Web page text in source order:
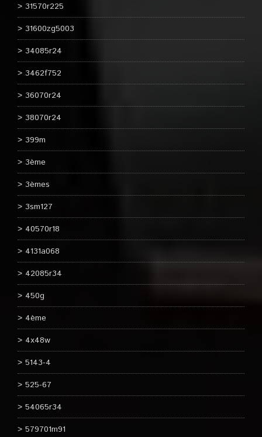
31570r225
31600zg5003
34085r24
3462f752
36070r24
38070r24
399m
3ème
3èmes
3sm127
40570r18
4131a068
42085r34
450g
4ème
4x48w
5143-4
525-67
54065r34
579701m91